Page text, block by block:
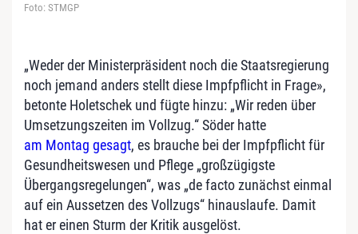
Foto: STMGP
„Weder der Ministerpräsident noch die Staatsregierung
noch jemand anders stellt diese Impfpflicht in Frage»,
betonte Holetschek und fügte hinzu: „Wir reden über
Umsetzungszeiten im Vollzug.“ Söder hatte
am Montag gesagt, es brauche bei der Impfpflicht für
Gesundheitswesen und Pflege „großzügigste
Übergangsregelungen“, was „de facto zunächst einmal
auf ein Aussetzen des Vollzugs“ hinauslaufe. Damit
hat er einen Sturm der Kritik ausgelöst.